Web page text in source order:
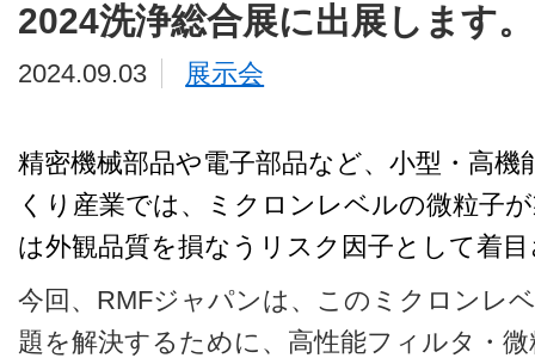
2024洗浄総合展に出展します。
2024.09.03 展示会
精密機械部品や電子部品など、小型・高
くり産業では、ミクロンレベルの微粒子
は外観品質を損なうリスク因子として着
今回、RMFジャパンは、このミクロンレ
題を解決するために、高性能フィルタ・